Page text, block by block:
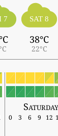
7 SAT 8
38°C
22°C
0 3 6 9 12